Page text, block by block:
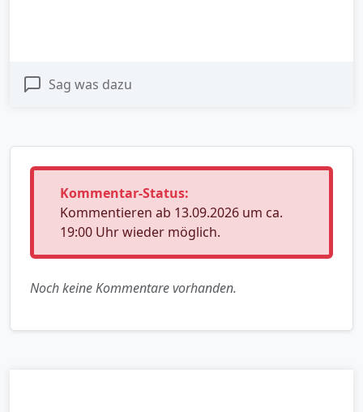
Sag was dazu
Kommentar-Status:
Kommentieren ab 13.09.2026 um ca.
19:00 Uhr wieder möglich.
Noch keine Kommentare vorhanden.